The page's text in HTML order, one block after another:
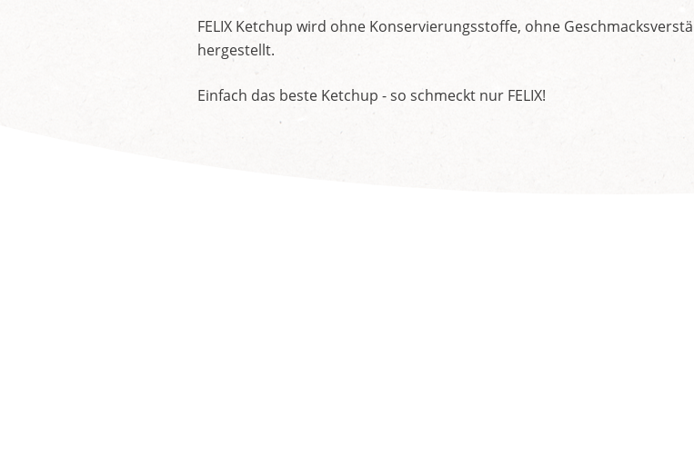
FELIX Ketchup wird ohne Konservierungsstoffe, ohne
hergestellt.
Einfach das beste Ketchup - so schmeckt nur FELIX!